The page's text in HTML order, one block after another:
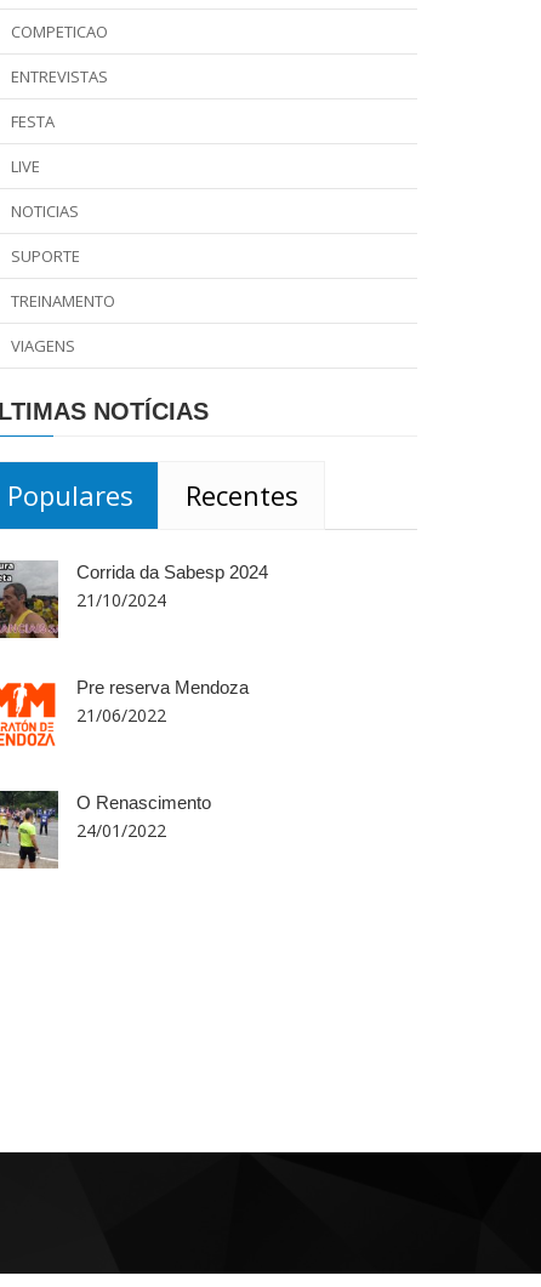
COMPETICAO
ENTREVISTAS
FESTA
LIVE
NOTICIAS
SUPORTE
TREINAMENTO
VIAGENS
NOTÍCIAS
Populares Recentes
Corrida da Sabesp 2024
21/10/2024
Pre reserva Mendoza
21/06/2022
O Renascimento
24/01/2022